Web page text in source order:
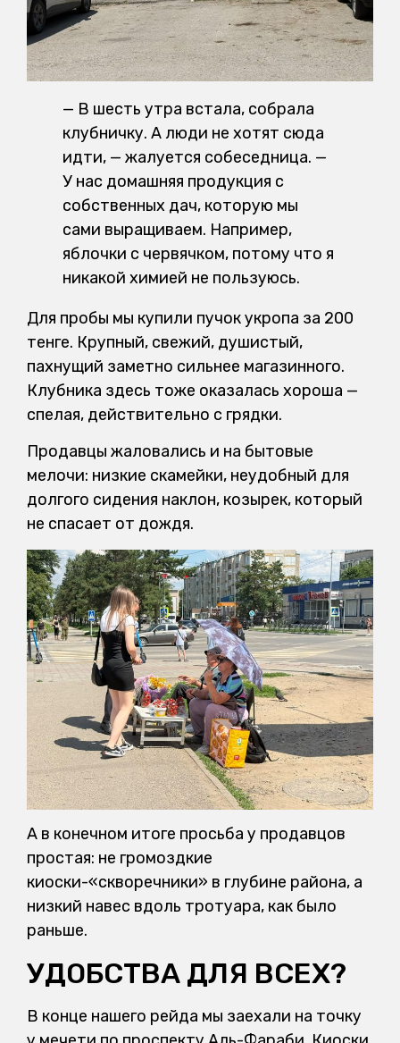
— В шесть утра встала, собрала
клубничку. А люди не хотят сюда
идти, — жалуется собеседница. —
У нас домашняя продукция с
собственных дач, которую мы
сами выращиваем. Например,
яблочки с червячком, потому что я
никакой химией не пользуюсь.
Для пробы мы купили пучок укропа за 200
тенге. Крупный, свежий, душистый,
пахнущий заметно сильнее магазинного.
Клубника здесь тоже оказалась хороша —
спелая, действительно с грядки.
Продавцы жаловались и на бытовые
мелочи: низкие скамейки, неудобный для
долгого сидения наклон, козырек, который
не спасает от дождя.
А в конечном итоге просьба у продавцов
простая: не громоздкие
киоски-«скворечники» в глубине района, а
низкий навес вдоль тротуара, как было
раньше.
УДОБСТВА ДЛЯ ВСЕХ?
В конце нашего рейда мы заехали на точку